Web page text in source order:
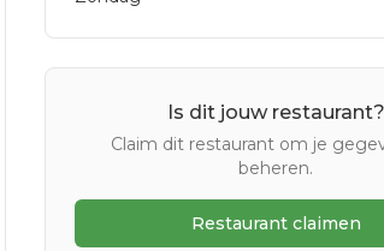
Is dit jouw restaurant?
Claim dit restaurant om je
beheren.
Restaurant claimen